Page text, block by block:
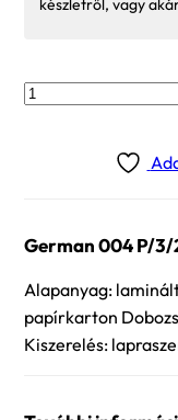
készletről, vagy
German
004
German 004 P/
Alapanyag:
papírkarton
Kiszerelés: